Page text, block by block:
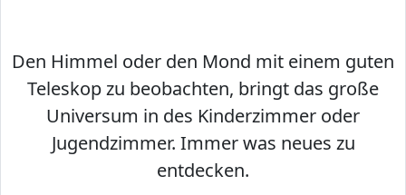
Den Himmel oder den Mond mit einem guten
Teleskop zu beobachten, bringt das große
Universum in des Kinderzimmer oder
Jugendzimmer. Immer was neues zu
entdecken.